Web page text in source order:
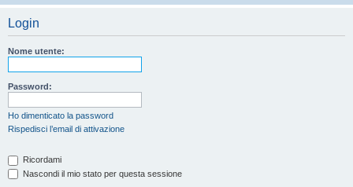
Login
Nome utente:
Password:
Ho dimenticato la password
Rispedisci l’email di attivazione
Ricordami
Nascondi il mio stato per questa sessione